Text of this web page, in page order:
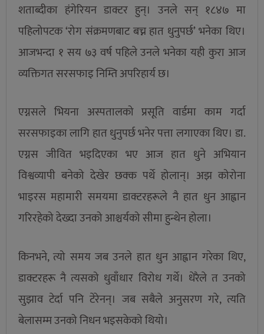
शताब्दीका हंगेरियन डाक्टर हुन्। उनले सन् १८४७ मा
पहिलोपटक ‘रोग संक्रमणबाट बच्न हात धुनुपर्छ’ भनेका थिए।
आजभन्दा १ सय ७३ वर्ष पहिले उनले भनेका यही कुरा आज
व्यक्तिगत सरसफाइ निम्ति अपरिहार्य छ।
एग्नसले भियना अस्पतालको प्रसूति वार्डमा काम गर्दा
सरसफाइका लागि हात धुनुपर्छ भनेर पत्ता लगाएका थिए। डा.
एग्नस जीवित भइदिएका भए आज हात धुने अभियान
विश्वव्यापी बनेको देखेर छक्क पर्थे होलान्। अझ कोरोना
भाइरस महामारी समयमा डाक्टरहरूले नै हात धुन आह्वान
गरिरहेको देख्दा उनको आश्चर्यको सीमा हुन्थेन होला।
किनभने, त्यो समय जब उनले हात धुन आह्वान गरेका थिए,
डाक्टरहरू नै त्यसको धुवाँधार विरोध गर्थे। धेरैले त उनको
सुझाव टेर्दा पनि टेरेनन्। जब सबैले अनुसरण गरे, त्यति
बेलासम्म उनको निधन भइसकेको थियो।